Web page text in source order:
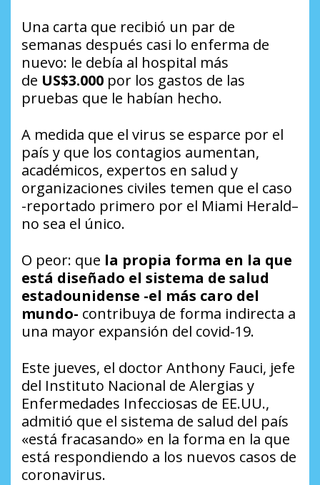
Una carta que recibió un par de
semanas después casi lo enferma de
nuevo: le debía al hospital más
de US$3.000 por los gastos de las
pruebas que le habían hecho.
A medida que el virus se esparce por el
país y que los contagios aumentan,
académicos, expertos en salud y
organizaciones civiles temen que el caso
-reportado primero por el Miami Herald–
no sea el único.
O peor: que la propia forma en la que
está diseñado el sistema de salud
estadounidense -el más caro del
mundo- contribuya de forma indirecta a
una mayor expansión del covid-19.
Este jueves, el doctor Anthony Fauci, jefe
del Instituto Nacional de Alergias y
Enfermedades Infecciosas de EE.UU.,
admitió que el sistema de salud del país
«está fracasando» en la forma en la que
está respondiendo a los nuevos casos de
coronavirus.